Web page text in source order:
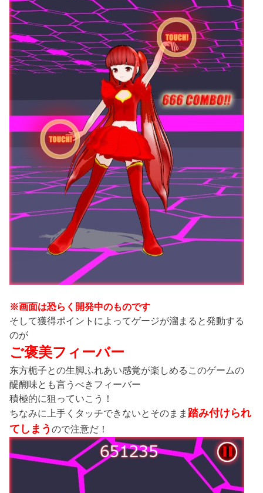
※画面は恐らく開発中のものです
そして獲得ポイントによってゲージが溜まると発動する
のが
ご褒美フィーバー
东方栀子との生脚ふれあい感覚が楽しめるこのゲームの
醍醐味とも言うべきフィーバー
積極的に狙っていこう！
ちなみに上手くタッチできないとそのまま 踏み付けられ
てしまうので注意だ！